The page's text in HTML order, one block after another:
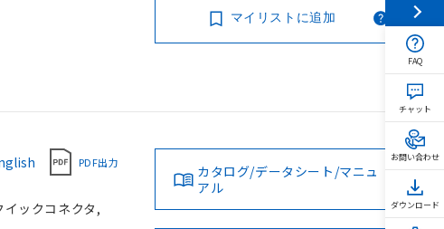
マイリストに追加
PDF出力
ックコネクタ,
カタログ/データシート/マニュ
アル
FAQ
チャット
お問い合わせ
ダウンロード